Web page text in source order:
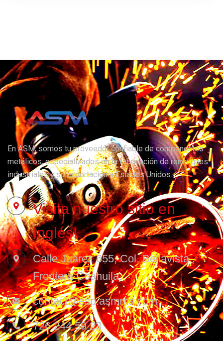
En ASM, somos tu proveedor confiable de componentes
metálicos, especializados en la fabricación de remolques
industriales y su exportación a Estados Unidos.
Visita nuestro sitio en
Inglés!
Calle Juárez 655, Col. Bellavista ,
Frontera Coahuila.
contact@esp.asmms.com
726 244 59 23